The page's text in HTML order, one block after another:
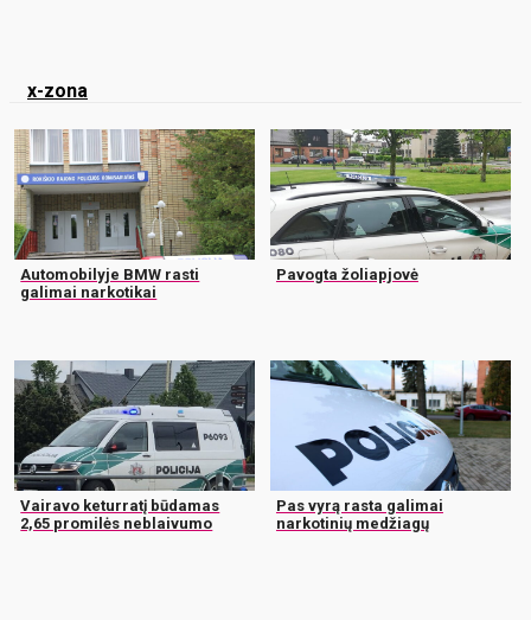
x-zona
Automobilyje BMW rasti
galimai narkotikai
Pavogta žoliapjovė
Vairavo keturratį būdamas
2,65 promilės neblaivumo
Pas vyrą rasta galimai
narkotinių medžiagų